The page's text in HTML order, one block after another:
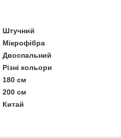
Штучний
Мікрофібра
Двоспальний
Різні кольори
180 см
200 см
Китай